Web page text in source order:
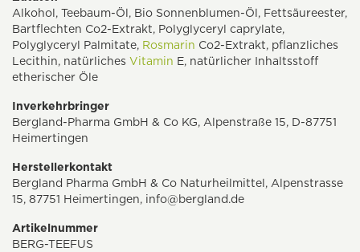
Alkohol, Teebaum-Öl, Bio Sonnenblumen-Öl, Fettsäureester,
Bartflechten Co2-Extrakt, Polyglyceryl caprylate,
Polyglyceryl Palmitate, Rosmarin Co2-Extrakt, pflanzliches
Lecithin, natürliches Vitamin E, natürlicher Inhaltsstoff
etherischer Öle
Inverkehrbringer
Bergland-Pharma GmbH & Co KG, Alpenstraße 15, D-87751
Heimertingen
Herstellerkontakt
Bergland Pharma GmbH & Co Naturheilmittel, Alpenstrasse
15, 87751 Heimertingen, info@bergland.de
Artikelnummer
BERG-TEEFUS